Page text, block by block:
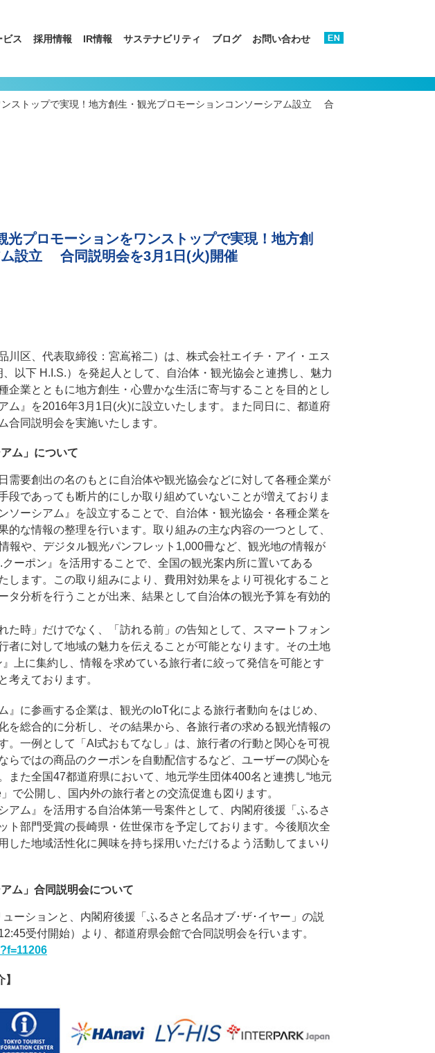
ビス 採用情報 IR情報 サステナビリティ ブログ お問い合わせ
ストップで実現！地方創生・観光プロモーションコンソーシアム設立 合
プロモーションをワンストップで実現！地方創
ム設立 合同説明会を3月1日(火)開催
川区、代表取締役：宮嶌裕二）は、株式会社エイチ・アイ・エス
以下 H.I.S.）を発起人として、自治体・観光協会と連携し、魅力
企業とともに地方創生・心豊かな生活に寄与することを目的とし
ム』を2016年3月1日(火)に設立いたします。また同日に、都道府
合同説明会を実施いたします。
ム」について
需要創出の名のもとに自治体や観光協会などに対して各種企業が
段であっても断片的にしか取り組めていないことが増えておりま
ソーシアム』を設立することで、自治体・観光協会・各種企業を
な情報の整理を行います。取り組みの主な内容の一つとして、
報や、デジタル観光パンフレット1,000冊など、観光地の情報が
ーポン』を活用することで、全国の観光案内所に置いてある
します。この取り組みにより、費用対効果をより可視化すること
タ分析を行うことが出来、結果として自治体の観光予算を有効的
た時」だけでなく、「訪れる前」の告知として、スマートフォン
者に対して地域の魅力を伝えることが可能となります。その土地
上に集約し、情報を求めている旅行者に絞って発信を可能とす
考えております。
』に参画する企業は、観光のIoT化による旅行者動向をはじめ、
を総合的に分析し、その結果から、各旅行者の求める観光情報の
。一例として「AI式おもてなし」は、旅行者の行動と関心を可視
らではの商品のクーポンを自動配信するなど、ユーザーの関心を
また全国47都道府県において、地元学生団体400名と連携し“地元
で公開し、国内外の旅行者との交流促進も図ります。
アム』を活用する自治体第一号案件として、内閣府後援「ふるさ
ト部門受賞の長崎県・佐世保市を予定しております。今後順次全
した地域活性化に興味を持ち採用いただけるよう活動してまいり
ム」合同説明会について
ーションと、内閣府後援「ふるさと名品オブ･ザ･イヤー」の説
受付開始）より、都道府県会館で合同説明会を行います。